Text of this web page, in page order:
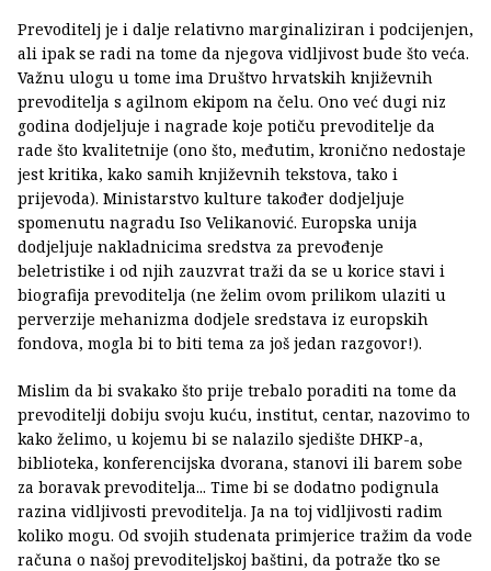
Prevoditelj je i dalje relativno marginaliziran i podcijenjen,
ali ipak se radi na tome da njegova vidljivost bude što veća.
Važnu ulogu u tome ima Društvo hrvatskih književnih
prevoditelja s agilnom ekipom na čelu. Ono već dugi niz
godina dodjeljuje i nagrade koje potiču prevoditelje da
rade što kvalitetnije (ono što, međutim, kronično nedostaje
jest kritika, kako samih književnih tekstova, tako i
prijevoda). Ministarstvo kulture također dodjeljuje
spomenutu nagradu Iso Velikanović. Europska unija
dodjeljuje nakladnicima sredstva za prevođenje
beletristike i od njih zauzvrat traži da se u korice stavi i
biografija prevoditelja (ne želim ovom prilikom ulaziti u
perverzije mehanizma dodjele sredstava iz europskih
fondova, mogla bi to biti tema za još jedan razgovor!).
Mislim da bi svakako što prije trebalo poraditi na tome da
prevoditelji dobiju svoju kuću, institut, centar, nazovimo to
kako želimo, u kojemu bi se nalazilo sjedište DHKP-a,
biblioteka, konferencijska dvorana, stanovi ili barem sobe
za boravak prevoditelja... Time bi se dodatno podignula
razina vidljivosti prevoditelja. Ja na toj vidljivosti radim
koliko mogu. Od svojih studenata primjerice tražim da vode
računa o našoj prevoditeljskoj baštini, da potraže tko se